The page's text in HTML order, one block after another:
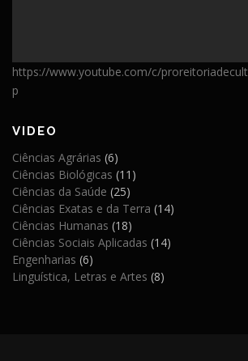
https://www.youtube.com/c/
p
VIDEO
Ciências Agrárias (6)
Ciências Biológicas (11)
Ciências da Saúde (25)
Ciências Exatas e da Terra (14)
Ciências Humanas (18)
Ciências Sociais Aplicadas (14)
Engenharias (6)
Linguística, Letras e Artes (8)